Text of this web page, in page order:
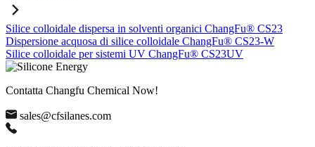
Silice colloidale dispersa in solventi organici ChangFu® CS23
Dispersione acquosa di silice colloidale ChangFu® CS23-W
Silice colloidale per sistemi UV ChangFu® CS23UV
Contatta Changfu Chemical Now!
sales@cfsilanes.com